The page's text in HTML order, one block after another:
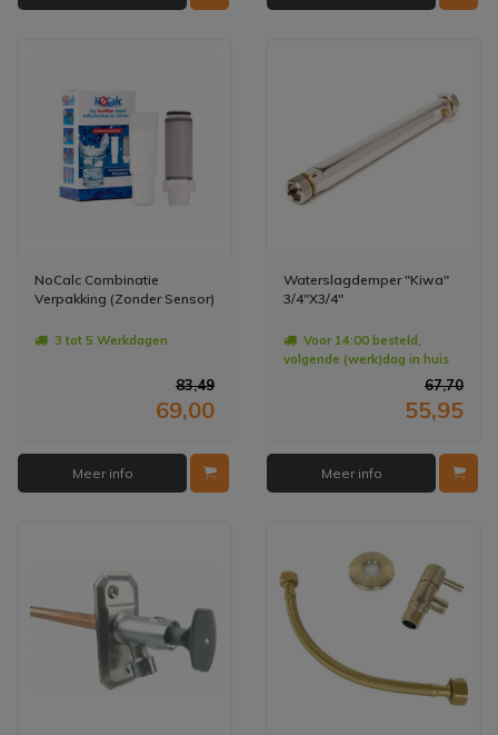
NoCalc Combinatie
Verpakking (Zonder Sensor)
3 tot 5 Werkdagen
83,49
69,00
Meer info
Waterslagdemper "Kiwa"
3/4"X3/4"
Voor 14:00 besteld,
volgende (werk)dag in huis
67,70
55,95
Meer info